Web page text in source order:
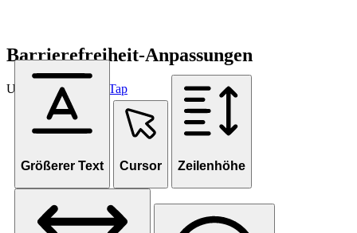
Barrierefreiheit-Anpassungen
Unterstützt von OneTap
Größerer Text Cursor Zeilenhöhe